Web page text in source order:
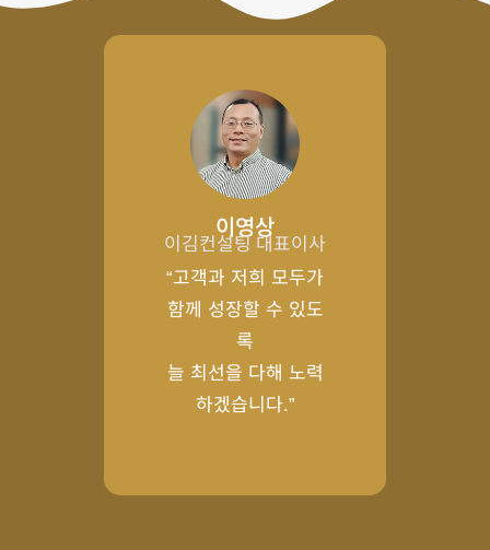
이영상
이김컨설팅 대표이사
“고객과 저희 모두가
함께 성장할 수 있도
록
늘 최선을 다해 노력
하겠습니다.”